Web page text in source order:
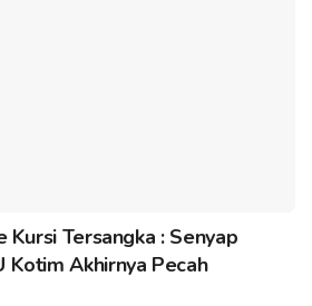
Kursi Tersangka : Senyap
Kotim Akhirnya Pecah